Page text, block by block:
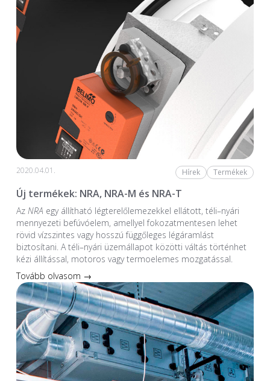
2020.04.01. Hírek Termékek
Új termékek: NRA, NRA-M és NRA-T
Az NRA egy állítható légterelőlemezekkel ellátott, téli–nyári
mennyezeti befúvóelem, amellyel fokozatmentesen lehet
rövid vízszintes vagy hosszú függőleges légáramlást
biztosítani. A téli–nyári üzemállapot közötti váltás történhet
kézi állítással, motoros vagy termoelemes mozgatással.
Tovább olvasom →